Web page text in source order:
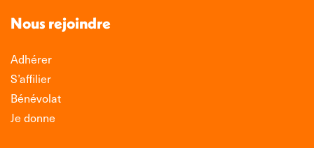
Nous rejoindre
Adhérer
S’affilier
Bénévolat
Je donne